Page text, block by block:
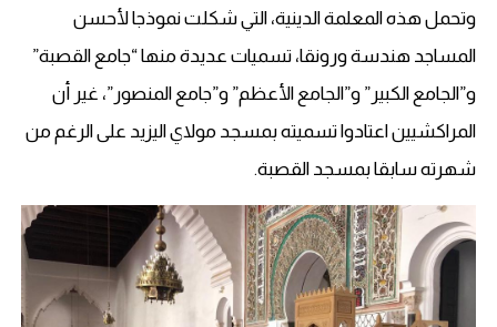
وتحمل هذه المعلمة الدينية، التي شكلت نموذجا لأحسن
المساجد هندسة ورونقا، تسميات عديدة منها “جامع القصبة”
و”الجامع الكبير” و”الجامع الأعظم” و”جامع المنصور”، غير أن
المراكشيين اعتادوا تسميته بمسجد مولاي اليزيد على الرغم من
شهرته سابقا بمسجد القصبة.